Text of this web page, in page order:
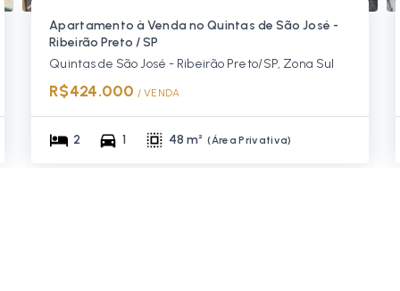
Apartamento à Venda no Quintas de São José -
Ribeirão Preto / SP
Quintas de São José - Ribeirão Preto/SP, Zona Sul
R$424.000 / VENDA
2 1 48 m² (Área Privativa)